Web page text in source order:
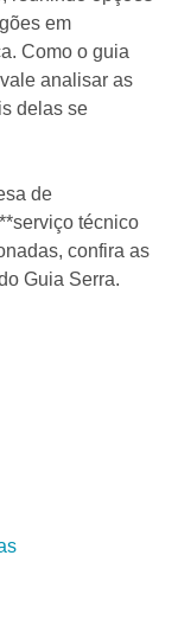
em
Como o guia
analisar as
delas se
de
técnico
confira as
Guia Serra.